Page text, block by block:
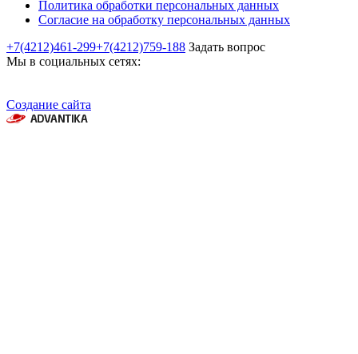
Политика обработки персональных данных
Согласие на обработку персональных данных
+7(4212)461-299+7(4212)759-188 Задать вопрос
Мы в социальных сетях:
Создание сайта